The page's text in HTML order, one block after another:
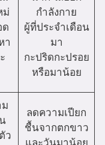
ม่
ด
า
กำลังกาย
ผู้ที่ประจำเดือน
มา
กะปริดกะปรอย
หรือมาน้อย
ว
ลดความเปียก
ชื้นจากตกขาว